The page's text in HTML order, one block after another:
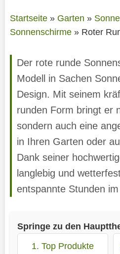
Startseite» Garten »
Sonnenschirme» Roter
Der rote runde
Modell in Sachen
Design. Mit seinem
runden Form bringt er
sondern auch eine
in Ihren Garten oder
Dank seiner
langlebig und
entspannte Stunden
Springe zu den
1. Top Produkte